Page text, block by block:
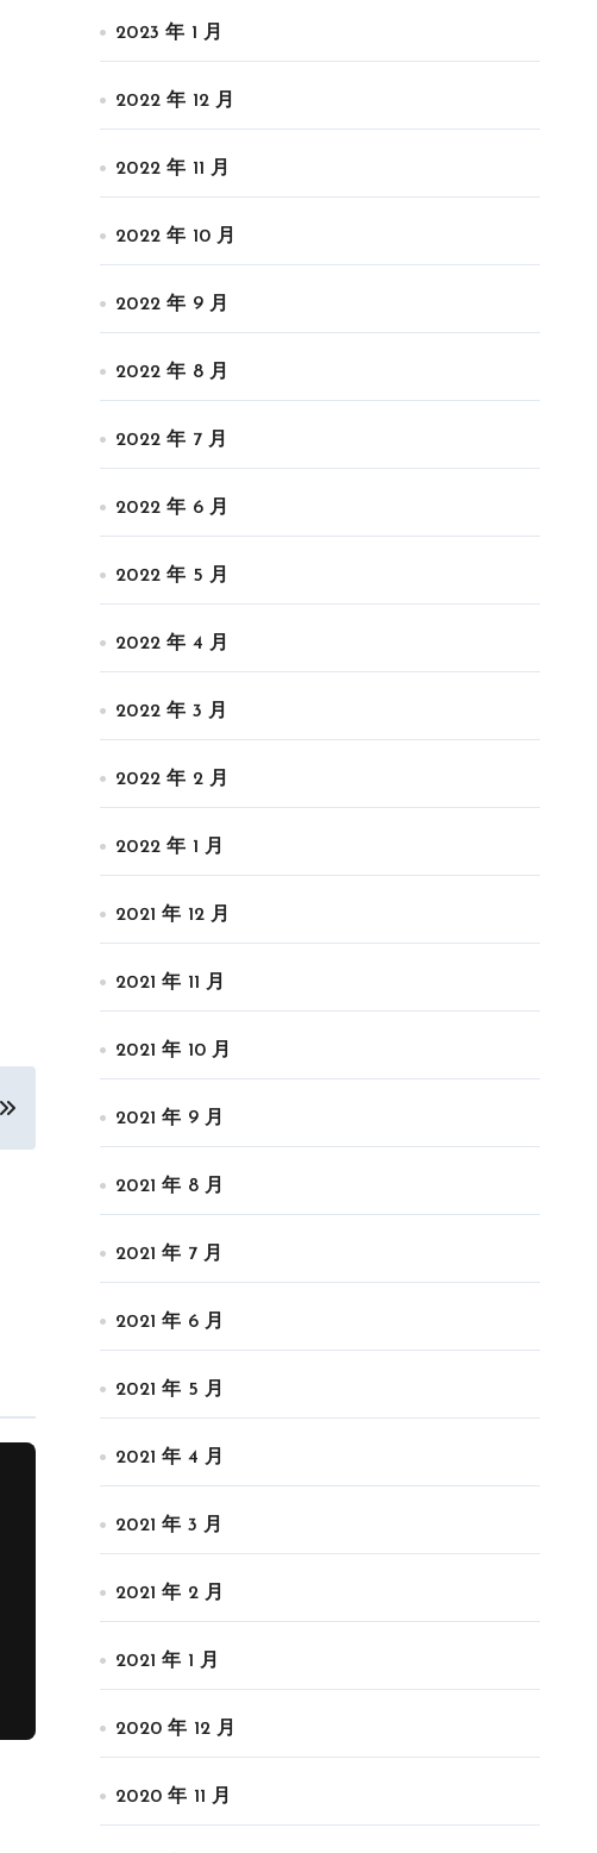
2023 年 1 月
2022 年 12 月
2022 年 11 月
2022 年 10 月
2022 年 9 月
2022 年 8 月
2022 年 7 月
2022 年 6 月
2022 年 5 月
2022 年 4 月
2022 年 3 月
2022 年 2 月
2022 年 1 月
2021 年 12 月
2021 年 11 月
2021 年 10 月
2021 年 9 月
2021 年 8 月
2021 年 7 月
2021 年 6 月
2021 年 5 月
2021 年 4 月
2021 年 3 月
2021 年 2 月
2021 年 1 月
2020 年 12 月
2020 年 11 月